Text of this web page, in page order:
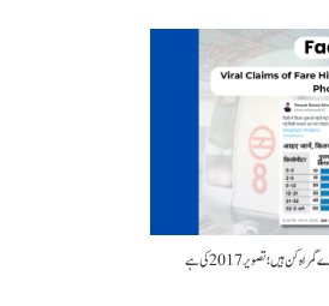
ہیں؛ تصویر 2017 کی ہے